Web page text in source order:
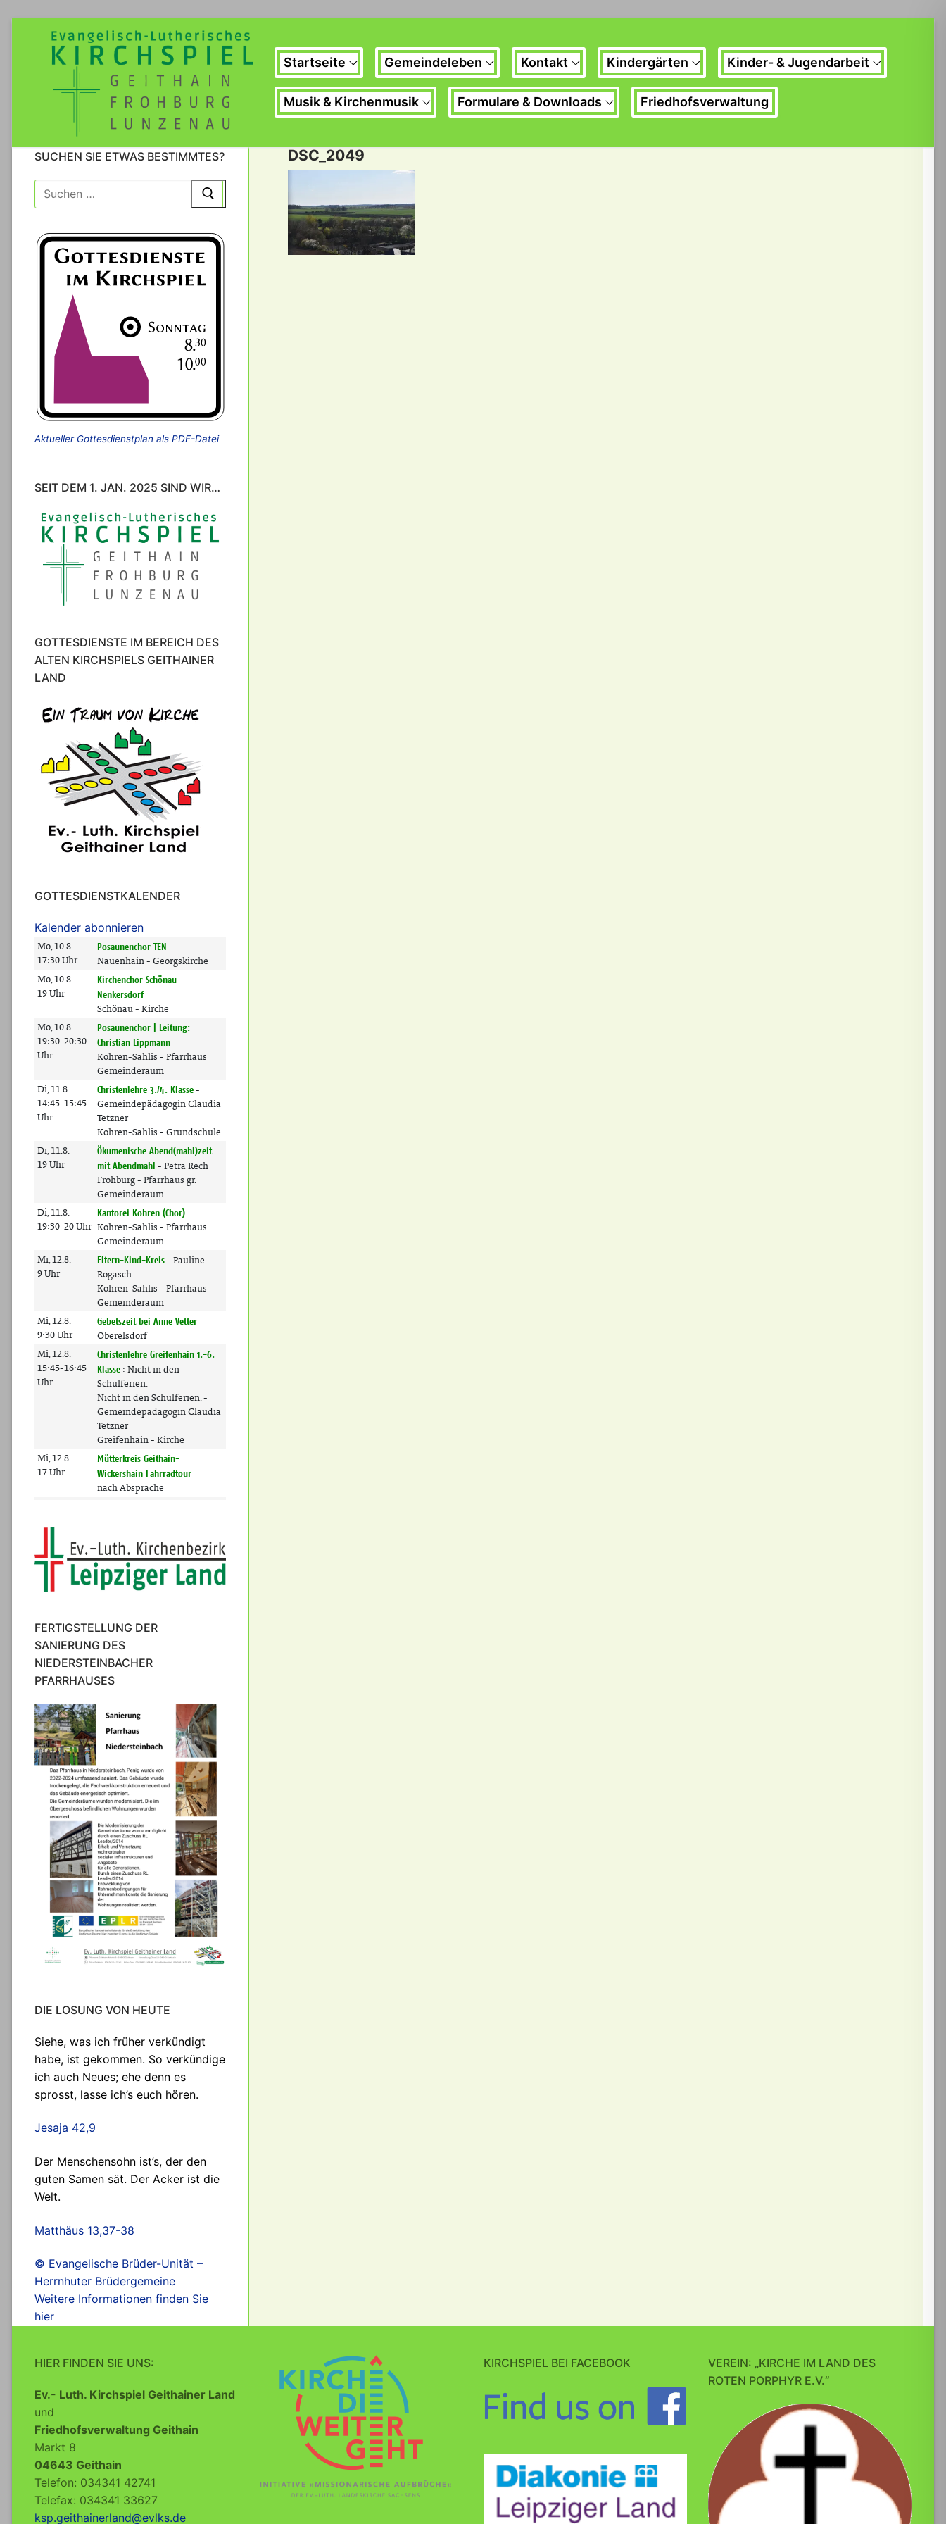
springen
Startseite Gemeindeleben Kontakt Kindergärten Kinder- & Jugendarbeit
Musik & Kirchenmusik Formulare & Downloads Friedhofsverwaltung
DSC_2049
SUCHEN SIE ETWAS BESTIMMTES?
Suche
nach:
Aktueller Gottesdienstplan als PDF-Datei
SEIT DEM 1. JAN. 2025 SIND WIR…
GOTTESDIENSTE IM BEREICH DES
ALTEN KIRCHSPIELS GEITHAINER
LAND
GOTTESDIENSTKALENDER
Kalender abonnieren
FERTIGSTELLUNG DER
SANIERUNG DES
NIEDERSTEINBACHER
PFARRHAUSES
DIE LOSUNG VON HEUTE
Siehe, was ich früher verkündigt
habe, ist gekommen. So verkündige
ich auch Neues; ehe denn es
sprosst, lasse ich’s euch hören.
Jesaja 42,9
Der Menschensohn ist’s, der den
guten Samen sät. Der Acker ist die
Welt.
Matthäus 13,37-38
© Evangelische Brüder-Unität –
Herrnhuter Brüdergemeine
Weitere Informationen finden Sie
hier
HIER FINDEN SIE UNS:
Ev.- Luth. Kirchspiel Geithainer Land
und
Friedhofsverwaltung Geithain
Markt 8
04643 Geithain
Telefon: 034341 42741
Telefax: 034341 33627
ksp.geithainerland@evlks.de
KIRCHSPIEL BEI FACEBOOK
VEREIN: „KIRCHE IM LAND DES
ROTEN PORPHYR E.V.“